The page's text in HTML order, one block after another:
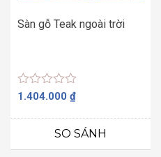
Sàn gỗ Teak ngoài trời
Được
hạng
sao
1.404.000 ₫
SO SÁNH